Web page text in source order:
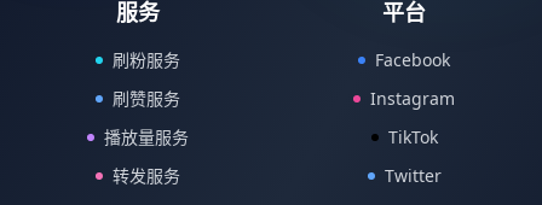
服务
刷粉服务
刷赞服务
播放量服务
转发服务
平台
Facebook
Instagram
TikTok
Twitter